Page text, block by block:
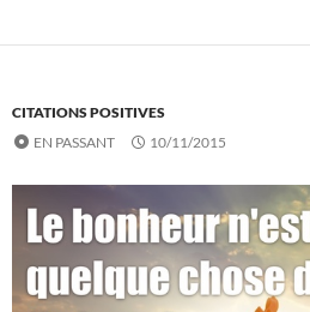
CITATIONS POSITIVES
EN PASSANT
10/11/2015